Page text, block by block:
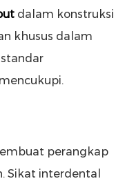
dalam konstruksi
khusus dalam
perangkap
Sikat interdental